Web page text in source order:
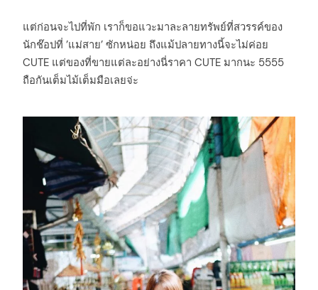
แต่ก่อนจะไปที่พัก เราก็ขอแวะมาละลายทรัพย์ที่สวรรค์ของ
นักช๊อปที่ ’แม่สาย’ ซักหน่อย ถึงแม้ปลายทางนี้จะไม่ค่อย
CUTE แต่ของที่ขายแต่ละอย่างนี่ราคา CUTE มากนะ 5555
ถือกันเต็มไม้เต็มมือเลยจ่ะ